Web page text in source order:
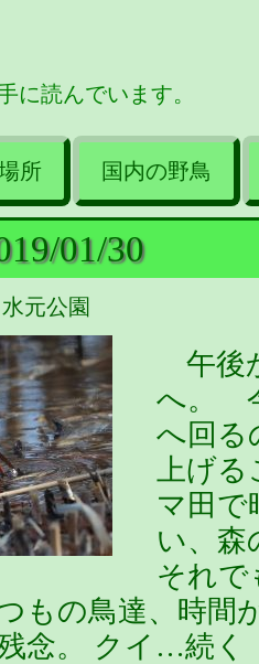
に読んでいます。
所 国内の野鳥
01/30
水元公園
午後
へ。
へ回る
上げ
マ田で
い、
それで
もの鳥達、時間
念。 クイ…続く